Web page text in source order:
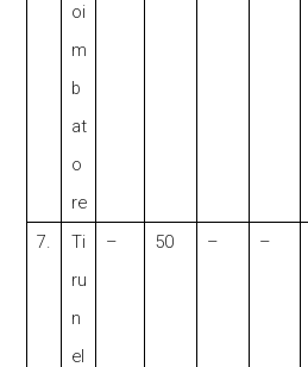
oi
m
b
at
o
re
7.
Ti
ru
n
el
– 50 – –